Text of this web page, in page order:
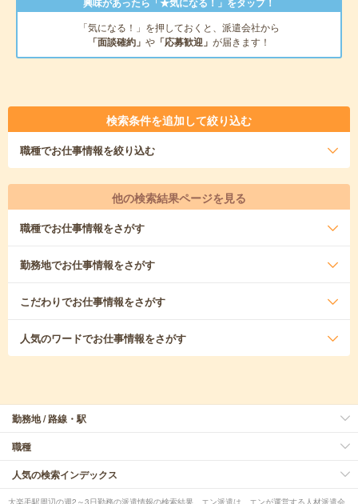
「気になる！」を押しておくと、派遣会社から
「面談確約」 や 「応募歓迎」 が届きます！
検索条件を追加して絞り込む
職種でお仕事情報を絞り込む
他の検索結果ページを見る
職種でお仕事情報をさがす
勤務地でお仕事情報をさがす
こだわりでお仕事情報をさがす
人気のワードでお仕事情報をさがす
勤務地 / 路線・駅
職種
人気の検索インデックス
大楽毛駅周辺の週2～3日勤務の派遣情報の検索結果。エン派遣は、エンが運営する人材派遣会